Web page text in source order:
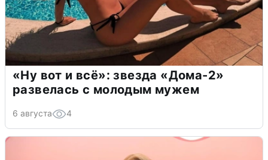
«Ну вот и всё»: звезда «Дома-2»
развелась с молодым мужем
6 августа 4